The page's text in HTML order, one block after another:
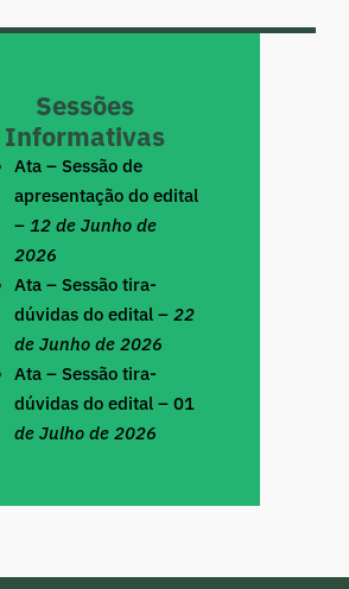
Sessões
Informativas
Ata – Sessão de
apresentação do edital
– 12 de Junho de
2026
Ata – Sessão tira-
dúvidas do edital – 22
de Junho de 2026
Ata – Sessão tira-
dúvidas do edital – 01
de Julho de 2026